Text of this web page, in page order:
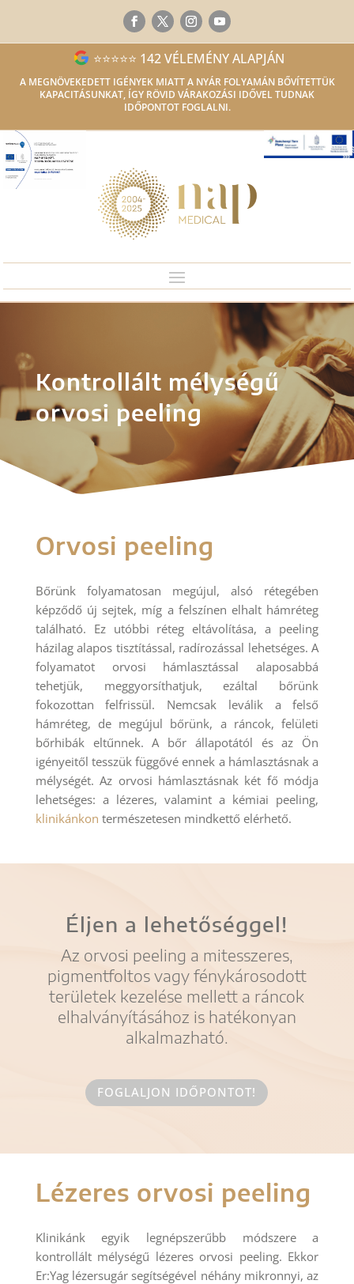
⭐⭐⭐⭐⭐ 142 VÉLEMÉNY ALAPJÁN
A MEGNÖVEKEDETT IGÉNYEK MIATT A NYÁR FOLYAMÁN BŐVÍTETTÜK
KAPACITÁSUNKAT, ÍGY RÖVID VÁRAKOZÁSI IDŐVEL TUDNAK
IDŐPONTOT FOGLALNI.
Kontrollált mélységű
orvosi peeling
Orvosi peeling
Bőrünk folyamatosan megújul, alsó rétegében
képződő új sejtek, míg a felszínen elhalt hámréteg
található. Ez utóbbi réteg eltávolítása, a peeling
házilag alapos tisztítással, radírozással lehetséges. A
folyamatot orvosi hámlasztással alaposabbá
tehetjük, meggyorsíthatjuk, ezáltal bőrünk
fokozottan felfrissül. Nemcsak leválik a felső
hámréteg, de megújul bőrünk, a ráncok, felületi
bőrhibák eltűnnek. A bőr állapotától és az Ön
igényeitől tesszük függővé ennek a hámlasztásnak a
mélységét. Az orvosi hámlasztásnak két fő módja
lehetséges: a lézeres, valamint a kémiai peeling,
klinikánkon természetesen mindkettő elérhető.
Éljen a lehetőséggel!
Az orvosi peeling a mitesszeres,
pigmentfoltos vagy fénykárosodott
területek kezelése mellett a ráncok
elhalványításához is hatékonyan
alkalmazható.
FOGLALJON IDŐPONTOT!
Lézeres orvosi peeling
Klinikánk egyik legnépszerűbb módszere a
kontrollált mélységű lézeres orvosi peeling. Ekkor
Er:Yag lézersugár segítségével néhány mikronnyi, az